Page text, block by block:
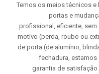
Temos os meios técnicos e
portas e
profissional, eficiente,
motivo (perda, roubo ou
de porta (de alumínio,
fechadura, estamos
garantia de